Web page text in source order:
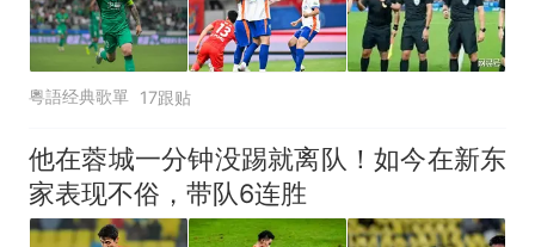
粵語经典歌單 17跟贴
他在蓉城一分钟没踢就离队！如今在新东
家表现不俗，带队6连胜